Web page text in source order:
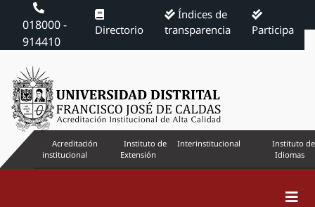
018000 -
914410
Directorio
Índices de
transparencia
Participa
Acreditación
institucional
Instituto de
Extensión
Interinstitucional
Instituto de
Idiomas